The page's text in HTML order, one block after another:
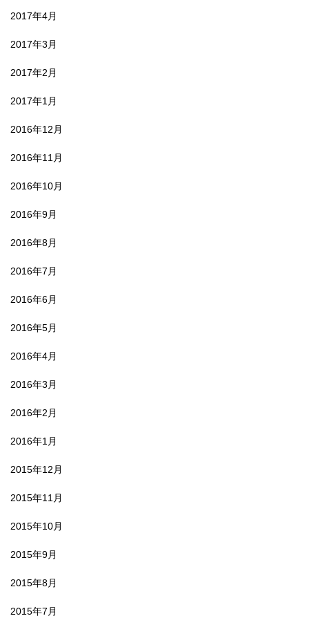
2017年4月
2017年3月
2017年2月
2017年1月
2016年12月
2016年11月
2016年10月
2016年9月
2016年8月
2016年7月
2016年6月
2016年5月
2016年4月
2016年3月
2016年2月
2016年1月
2015年12月
2015年11月
2015年10月
2015年9月
2015年8月
2015年7月